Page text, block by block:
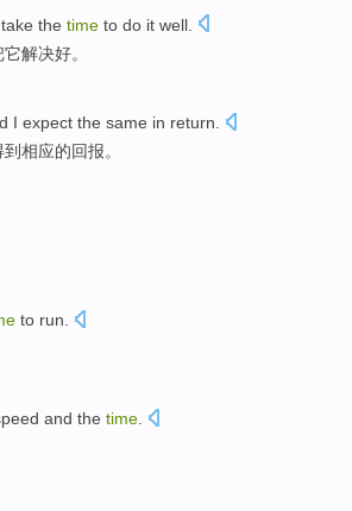
take the time to do it well
它解决好。
I expect the same in return.
相应的回报。
to run
and the time